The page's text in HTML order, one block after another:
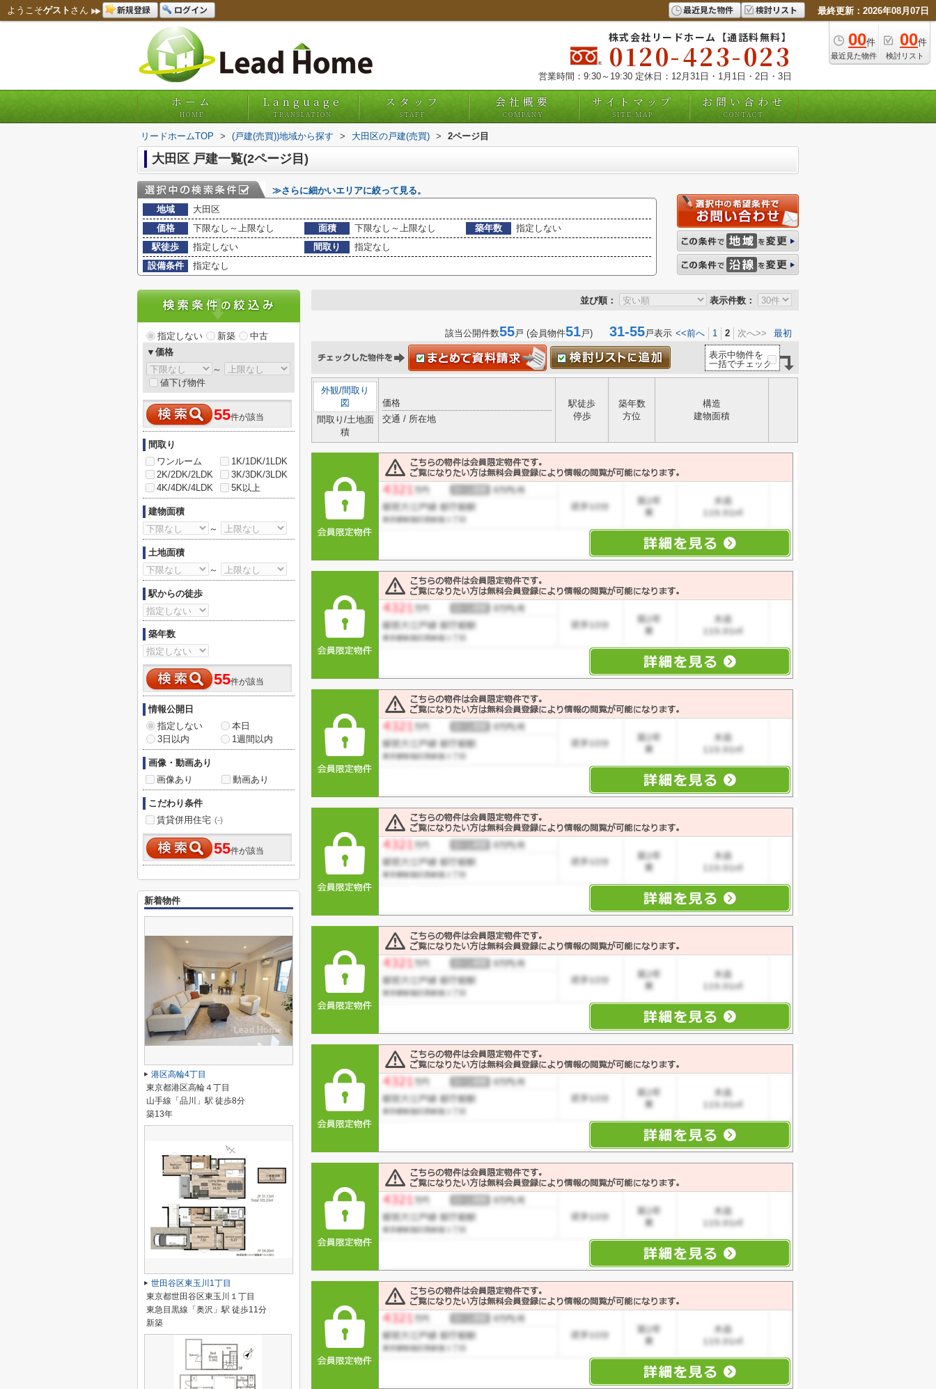
ようこそゲスト さん 新規登録 ログイン 最近見た物件 検討リスト 最終更新：2026年08月07日
00件
最近見た物件
00件
検討リスト
株式会社リードホーム【通話料無料】
0120-423-023
営業時間：9:30～19:30 定休日：12月31日・1月1日・2日・3日
ホーム
HOME
Language
TRANSLATION
スタッフ
STAFF
会社概要
COMPANY
サイトマップ
SITE MAP
お問い合わせ
CONTACT
リードホームTOP > (戸建(売買))地域から探す > 大田区の戸建(売買) > 2ページ目
大田区 戸建一覧(2ページ目)
≫さらに細かいエリアに絞って見る。
地域
大田区
価格
下限なし～上限なし 面積 下限なし～上限なし 築年数
指定しない
駅徒歩
指定しない 間取り
指定なし
設備条件
指定なし
並び順： 表示件数：
該当公開件数55戸 (会員物件51戸) 31-55戸表示 <<前へ 1 2 次へ>> 最初
表示中物件を
一括でチェック
外観/間取り
図
間取り/土地面
積
価格
交通 / 所在地
駅徒歩
停歩
築年数
方位
構造
建物面積
指定しない 新築
中古
▼価格
～
値下げ物件
55件が該当
間取り
ワンルーム
1K/1DK/1LDK
2K/2DK/2LDK
3K/3DK/3LDK
4K/4DK/4LDK
5K以上
建物面積
～
土地面積
～
駅からの徒歩
築年数
55件が該当
情報公開日
指定しない
本日
3日以内
1週間以内
画像・動画あり
画像あり
動画あり
こだわり条件
賃貸併用住宅 (-)
55件が該当
新着物件
港区高輪4丁目
東京都港区高輪４丁目
山手線「品川」駅 徒歩8分
築13年
世田谷区東玉川1丁目
東京都世田谷区東玉川１丁目
東急目黒線「奥沢」駅 徒歩11分
新築